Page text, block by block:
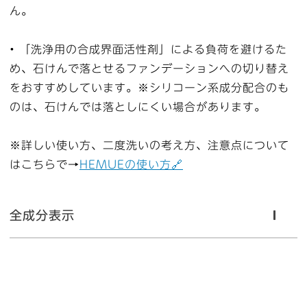
ん。
• 「洗浄用の合成界面活性剤」による負荷を避けるた
め、石けんで落とせるファンデーションへの切り替え
をおすすめしています。※シリコーン系成分配合のも
のは、石けんでは落としにくい場合があります。
※詳しい使い方、二度洗いの考え方、注意点について
はこちらで→ HEMUEの使い方🔗
全成分表示